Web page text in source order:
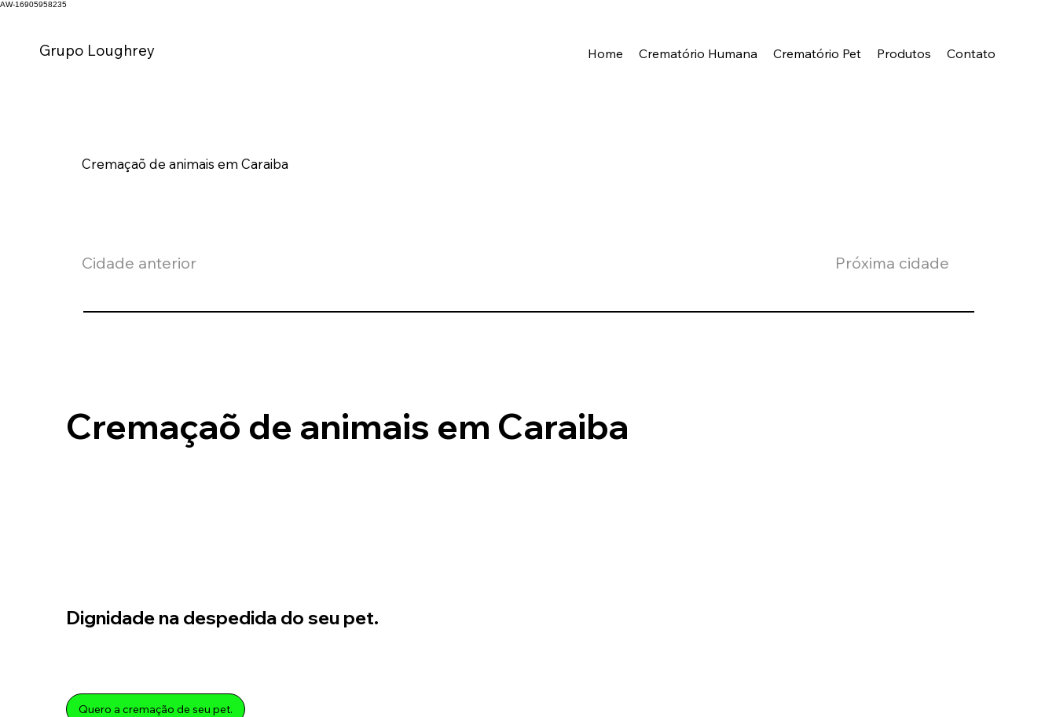
AW-16905958235
Grupo Loughrey Home Crematório Humana Crematório Pet Produtos Contato
Cremaçaõ de animais em Caraiba
Cidade anterior Próxima cidade
Cremaçaõ de animais em Caraiba
Dignidade na despedida do seu pet.
Quero a cremação de seu pet.